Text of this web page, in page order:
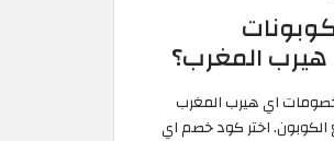
المغرب؟
اي هيرب المغرب
اختر كود خصم اي